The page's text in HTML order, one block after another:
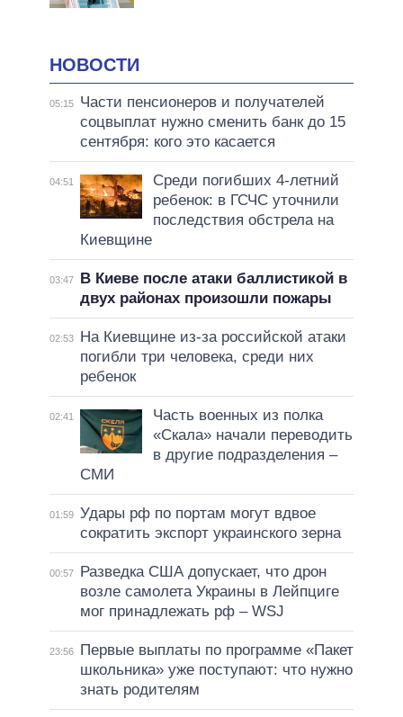
НОВОСТИ
05:15
Части пенсионеров и получателей
соцвыплат нужно сменить банк до 15
сентября: кого это касается
04:51
Среди погибших 4-летний
ребенок: в ГСЧС уточнили
последствия обстрела на
Киевщине
03:47
В Киеве после атаки баллистикой в
двух районах произошли пожары
02:53
На Киевщине из-за российской атаки
погибли три человека, среди них
ребенок
02:41
Часть военных из полка
«Скала» начали переводить
в другие подразделения –
СМИ
01:59 Удары рф по портам могут вдвое
сократить экспорт украинского зерна
00:57
Разведка США допускает, что дрон
возле самолета Украины в Лейпциге
мог принадлежать рф – WSJ
23:56
Первые выплаты по программе «Пакет
школьника» уже поступают: что нужно
знать родителям